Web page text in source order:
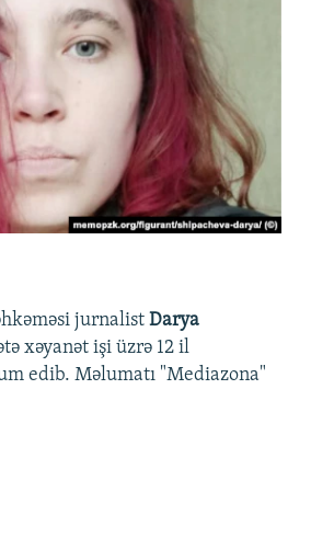
jurnalist Darya
xəyanət işi üzrə 12 il
edib. Məlumatı "Mediazona"